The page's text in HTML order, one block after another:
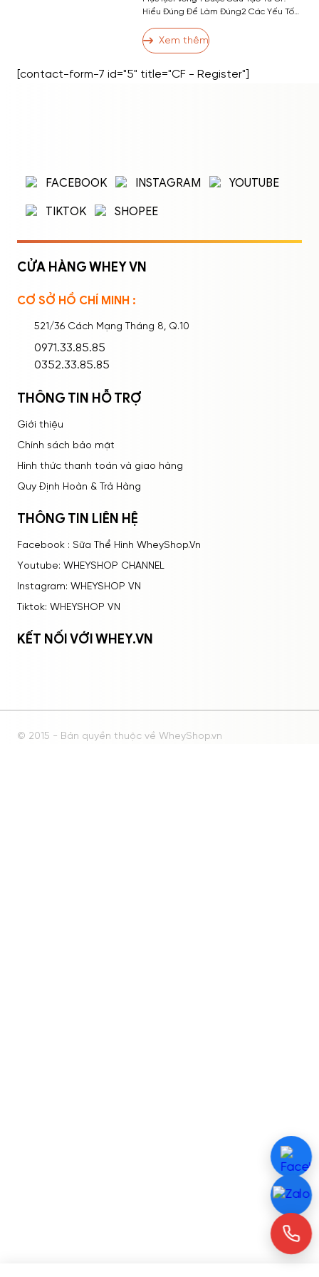
Hiểu Đúng Để Làm Đúng2 Các Yếu Tố
Cách Tăng Vòng 1 Hiệu Quả3.1 Nhóm 1:
Bài Tập Phát Triển Cơ Ngực3.2 Nhóm 2:
Nhóm 3: Thói Quen và Kỹ Thuật […]
Xem thêm
Nhập tên đăng nhập/email và mật khẩu để
Ghi nhớ mật khẩu
[contact-form-7 id="5" title="CF - Register"]
FACEBOOK INSTAGRAM
YOUTUBE
TIKTOK
SHOPEE
CỬA HÀNG WHEY VN
CƠ SỞ HỒ CHÍ MINH :
521/36 Cách Mạng Tháng 8, Q.10
0971.33.85.85
0352.33.85.85
THÔNG TIN HỖ TRỢ
Giới thiệu
Chính sách bảo mật
Hình thức thanh toán và giao hàng
Quy Định Hoàn & Trả Hàng
THÔNG TIN LIÊN HỆ
Facebook : Sữa Thể Hình WheyShop.Vn
Youtube: WHEYSHOP CHANNEL
Instagram: WHEYSHOP VN
Tiktok: WHEYSHOP VN
KẾT NỐI VỚI WHEY.VN
© 2015 - Bản quyền thuộc về WheyShop.vn